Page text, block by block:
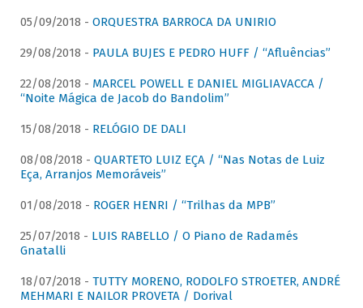
05/09/2018 - ORQUESTRA BARROCA DA UNIRIO
29/08/2018 - PAULA BUJES E PEDRO HUFF / “Afluências”
22/08/2018 - MARCEL POWELL E DANIEL MIGLIAVACCA /
“Noite Mágica de Jacob do Bandolim”
15/08/2018 - RELÓGIO DE DALI
08/08/2018 - QUARTETO LUIZ EÇA / “Nas Notas de Luiz
Eça, Arranjos Memoráveis”
01/08/2018 - ROGER HENRI / “Trilhas da MPB”
25/07/2018 - LUIS RABELLO / O Piano de Radamés
Gnatalli
18/07/2018 - TUTTY MORENO, RODOLFO STROETER, ANDRÉ
MEHMARI E NAILOR PROVETA / Dorival